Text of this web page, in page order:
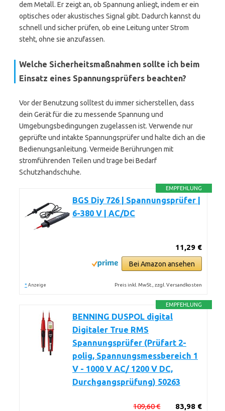
dem Metall. Er zeigt an, ob Spannung anliegt, indem er ein
optisches oder akustisches Signal gibt. Dadurch kannst du
schnell und sicher prüfen, ob eine Leitung unter Strom
steht, ohne sie anzufassen.
Welche Sicherheitsmaßnahmen sollte ich beim
Einsatz eines Spannungsprüfers beachten?
Vor der Benutzung solltest du immer sicherstellen, dass
dein Gerät für die zu messende Spannung und
Umgebungsbedingungen zugelassen ist. Verwende nur
geprüfte und intakte Spannungsprüfer und halte dich an die
Bedienungsanleitung. Vermeide Berührungen mit
stromführenden Teilen und trage bei Bedarf
Schutzhandschuhe.
EMPFEHLUNG
BGS Diy 726 | Spannungsprüfer |
6-380 V | AC/DC
11,29 €
Bei Amazon ansehen
* Anzeige Preis inkl. MwSt., zzgl. Versandkosten
EMPFEHLUNG
BENNING DUSPOL digital
Digitaler True RMS
Spannungsprüfer (Prüfart 2-
polig, Spannungsmessbereich 1
V - 1000 V AC/ 1200 V DC,
Durchgangsprüfung) 50263
83,98 €
109,60 €